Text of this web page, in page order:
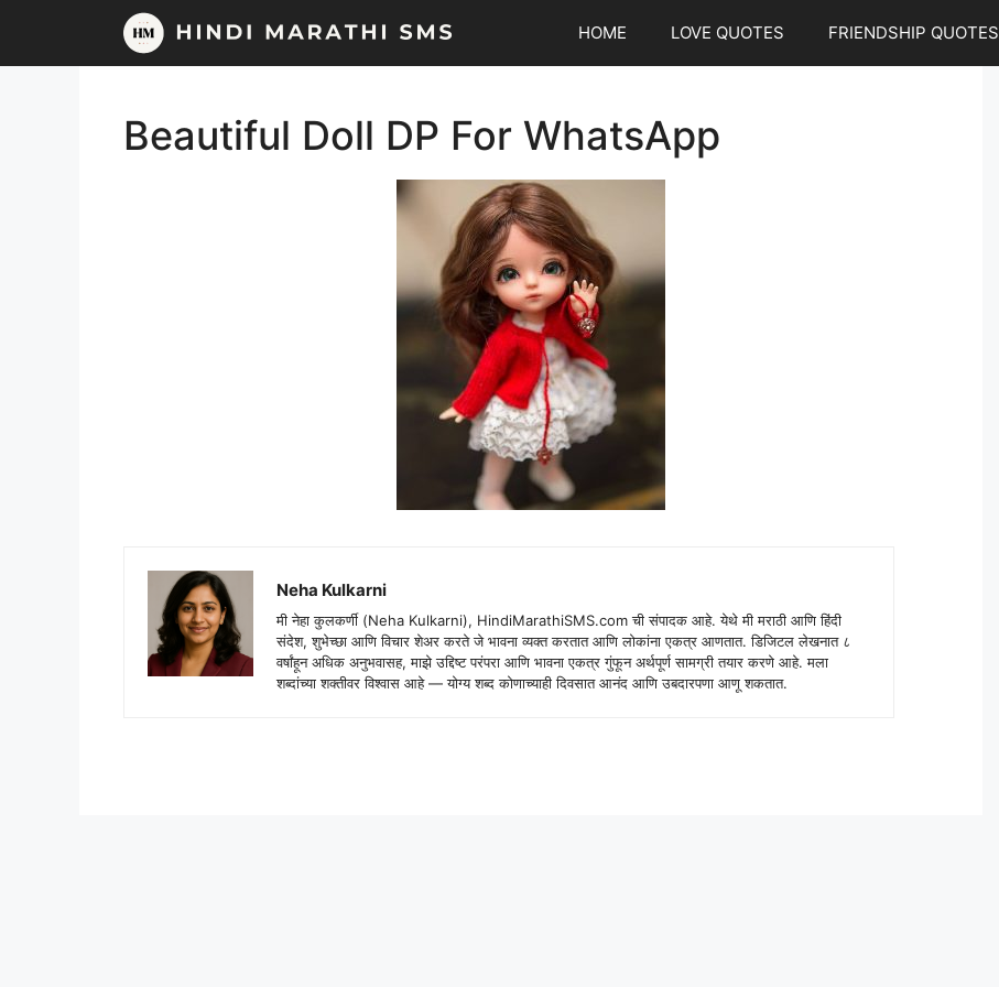
content
HOME LOVE QUOTES FRIENDSHIP QUOTES
Beautiful Doll DP For WhatsApp
Neha Kulkarni
मी नेहा कुलकर्णी (Neha Kulkarni), HindiMarathiSMS.com ची संपादक आहे. येथे मी मराठी आणि हिंदी
संदेश, शुभेच्छा आणि विचार शेअर करते जे भावना व्यक्त करतात आणि लोकांना एकत्र आणतात. डिजिटल लेखनात ८
वर्षांहून अधिक अनुभवासह, माझे उद्दिष्ट परंपरा आणि भावना एकत्र गुंफून अर्थपूर्ण सामग्री तयार करणे आहे. मला
शब्दांच्या शक्तीवर विश्वास आहे — योग्य शब्द कोणाच्याही दिवसात आनंद आणि उबदारपणा आणू शकतात.